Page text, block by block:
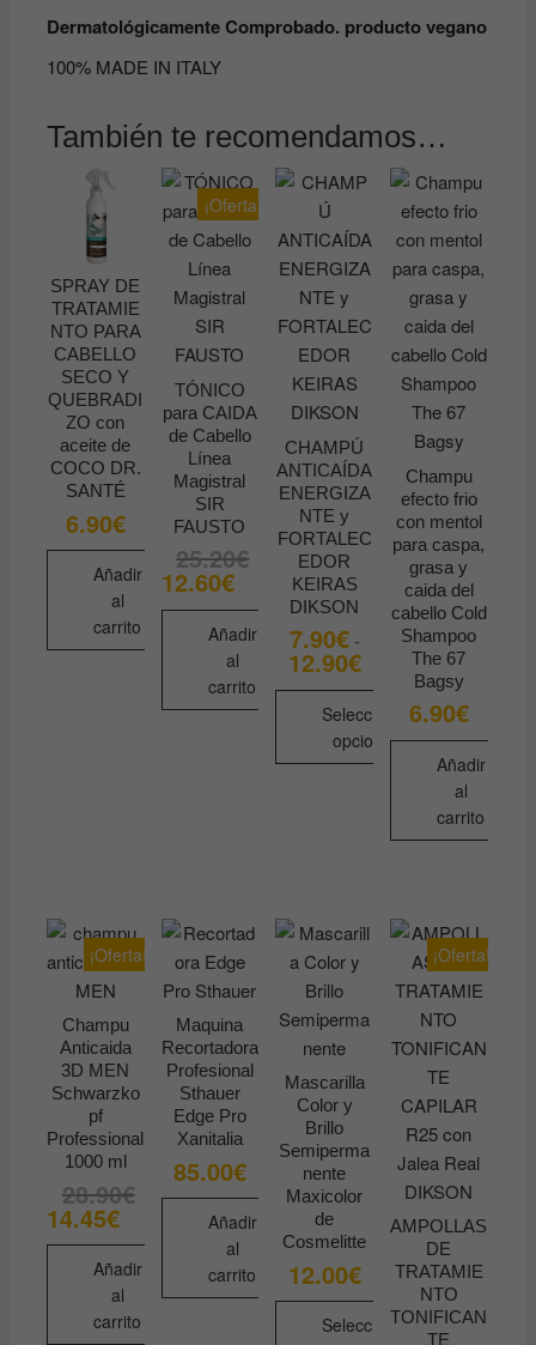
Dermatológicamente Comprobado. producto vegano
100% MADE IN ITALY
También te recomendamos…
SPRAY DE
TRATAMIE
NTO PARA
CABELLO
SECO Y
QUEBRADI
ZO con
aceite de
COCO DR.
SANTÉ
6.90€
Añadir
al
carrito
¡Oferta!
TÓNICO
para CAIDA
de Cabello
Línea
Magistral
SIR
FAUSTO
25.20€El
precio
original
era:
25.20€.
12.60€
El
precio
actual
es:
12.60€.
Añadir
al
carrito
CHAMPÚ
ANTICAÍDA
ENERGIZA
NTE y
FORTALEC
EDOR
KEIRAS
DIKSON
7.90€ -
12.90€Rango
de
precios:
desde
7.90€
hasta
12.90€
Seleccionar
opciones
opciones
se
pueden
elegir
en
la
página
de
producto
Champu
efecto frio
con mentol
para caspa,
grasa y
caida del
cabello Cold
Shampoo
The 67
Bagsy
6.90€
Añadir
al
carrito
¡Oferta!
Champu
Anticaida
3D MEN
Schwarzko
pf
Professional
1000 ml
28.90€El
precio
era:
28.90€.
14.45€
El
precio
es:
14.45€.
Añadir
al
carrito
Maquina
Recortadora
Profesional
Sthauer
Edge Pro
Xanitalia
85.00€
Añadir
al
carrito
Mascarilla
Color y
Brillo
Semiperma
nente
Maxicolor
de
Cosmelitte
12.00€
Seleccionar
¡Oferta!
AMPOLLAS
DE
TRATAMIE
NTO
TONIFICAN
TE